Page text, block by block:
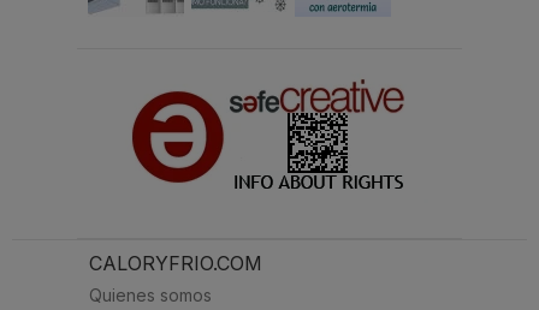
CALORYFRIO.COM
Quienes somos